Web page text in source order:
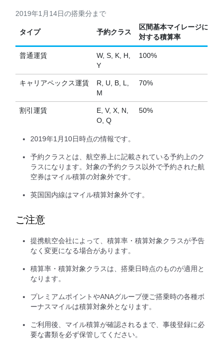
2019年1月14日の搭乗分まで
タイプ 予約クラス
区間基本マイレージに
対する積算率
普通運賃
W, S, K, H,
Y
100%
キャリアペックス運賃
R, U, B, L,
M
70%
割引運賃
E, V, X, N,
O, Q
50%
2019年1月10日時点の情報です。
予約クラスとは、航空券上に記載されている予約上のク
ラスになります。対象の予約クラス以外で予約された航
空券はマイル積算の対象外です。
英国国内線はマイル積算対象外です。
ご注意
提携航空会社によって、積算率・積算対象クラスが予告
なく変更になる場合があります。
積算率・積算対象クラスは、搭乗日時点のものが適用と
なります。
プレミアムポイントやANAグループ便ご搭乗時の各種ボ
ーナスマイルは積算対象外となります。
ご利用後、マイル積算が確認されるまで、事後登録に必
要な書類を必ず保管してください。